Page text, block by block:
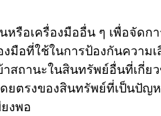
รือเครื่องมืออื่น ๆ เพื่อจัดก
มือที่ใช้ในการป้องกันความเ
สถานะในสินทรัพย์อื่นที่เกี่ย
ยตรงของสินทรัพย์ที่เป็นปัญ
งพอ